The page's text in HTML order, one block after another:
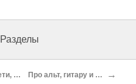
Разделы
"Мне не нужны талантливые дети, мне нужны талантливые мамы" Про альт, гитару и баклажанную икру →